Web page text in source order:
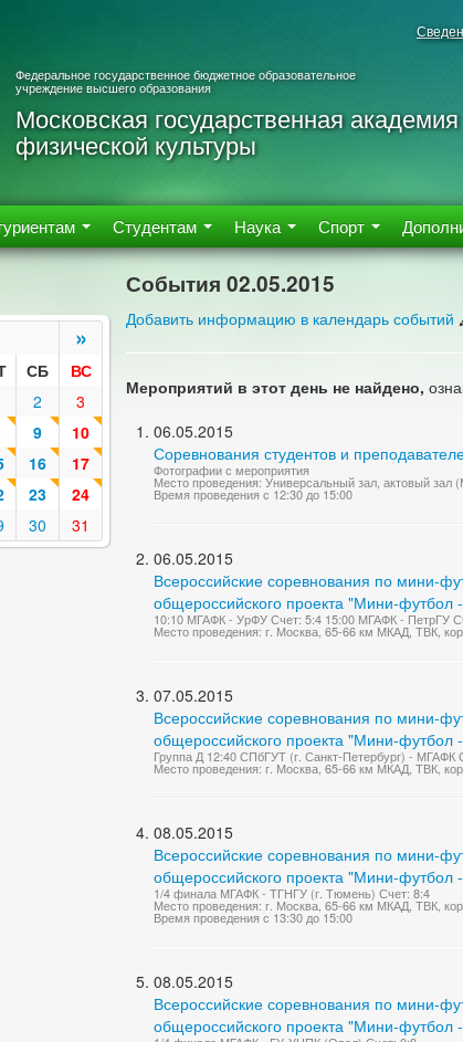
Федеральное государственное бюджетное образовательное
учреждение высшего образования
Московская государственная академия
физической культуры
Студентам Наука Спорт
»
СБ
ВС
2
3
9
10
16
17
23
24
30 31
События 02.05.2015
Добавить информацию в календарь событий
Мероприятий в этот день не найдено,
06.05.2015
Соревнования студентов и
Фотографии с мероприятия
Место проведения: Универсальный зал, актовый зал
Время проведения с 12:30 до 15:00
06.05.2015
Всероссийские соревнования по мини-
общероссийского проекта "Мини-футбол
10:10 МГАФК - УрФУ Счет: 5:4 15:00 МГАФК - ПетрГУ
Место проведения: г. Москва, 65-66 км МКАД, ТВК,
07.05.2015
Всероссийские соревнования по мини-
общероссийского проекта "Мини-футбол
Группа Д 12:40 СПбГУТ (г. Санкт-Петербург) -
Место проведения: г. Москва, 65-66 км МКАД, ТВК,
08.05.2015
Всероссийские соревнования по мини-
общероссийского проекта "Мини-футбол
1/4 финала МГАФК - ТГНГУ (г. Тюмень) Счет: 8:4
Место проведения: г. Москва, 65-66 км МКАД, ТВК,
Время проведения с 13:30 до 15:00
08.05.2015
Всероссийские соревнования по мини-
общероссийского проекта "Мини-футбол